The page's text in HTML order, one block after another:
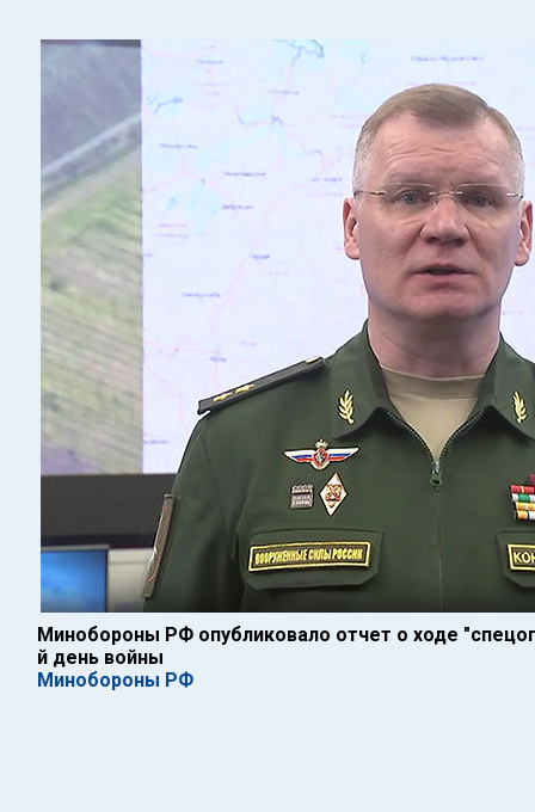
Минобороны РФ опубликовало отчет о ходе
й день войны
Минобороны РФ